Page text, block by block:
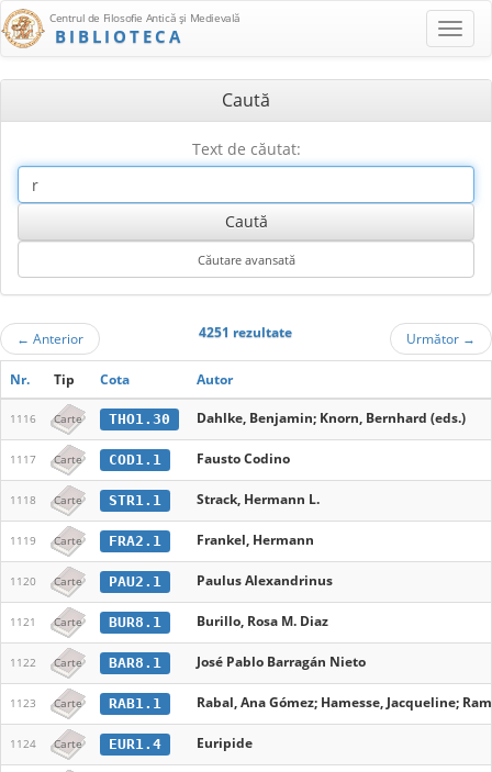
Centrul de Filosofie Antică şi Medievală
BIBLIOTECA
Caută
Text de căutat:
← Anterior 4251 rezultate Următor →
Nr. Tip Cota Autor
1116 Carte THO1.30 Dahlke, Benjamin; Knorn, Bernhard (eds.)
1117 Carte COD1.1 Fausto Codino
1118 Carte STR1.1 Strack, Hermann L.
1119 Carte FRA2.1 Frankel, Hermann
1120 Carte PAU2.1 Paulus Alexandrinus
1121 Carte BUR8.1 Burillo, Rosa M. Diaz
1122 Carte BAR8.1 José Pablo Barragán Nieto
1123 Carte RAB1.1 Rabal, Ana Gómez; Hamesse, Jacqueline;
1124 Carte EUR1.4 Euripide